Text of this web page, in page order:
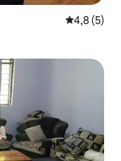
4,8 de
4,8 (5)